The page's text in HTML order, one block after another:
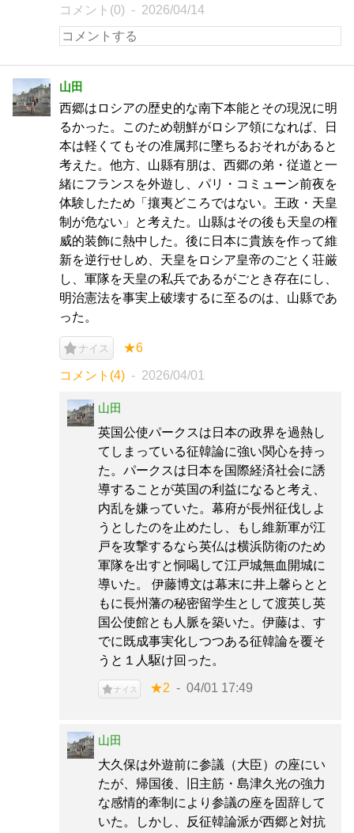
コメント(0) 2026/04/14
山田
西郷はロシアの歴史的な南下本能とその現況に明
るかった。このため朝鮮がロシア領になれば、日
本は軽くてもその准属邦に墜ちるおそれがあると
考えた。他方、山縣有朋は、西郷の弟・従道と一
緒にフランスを外遊し、パリ・コミューン前夜を
体験したため「攘夷どころではない。王政・天皇
制が危ない」と考えた。山縣はその後も天皇の権
威的装飾に熱中した。後に日本に貴族を作って維
新を逆行せしめ、天皇をロシア皇帝のごとく荘厳
し、軍隊を天皇の私兵であるがごとき存在にし、
明治憲法を事実上破壊するに至るのは、山縣であ
った。
ナイス ★6
コメント(4) 2026/04/01
山田
英国公使パークスは日本の政界を過熱し
てしまっている征韓論に強い関心を持っ
た。パークスは日本を国際経済社会に誘
導することが英国の利益になると考え、
内乱を嫌っていた。幕府が長州征伐しよ
うとしたのを止めたし、もし維新軍が江
戸を攻撃するなら英仏は横浜防衛のため
軍隊を出すと恫喝して江戸城無血開城に
導いた。 伊藤博文は幕末に井上馨らとと
もに長州藩の秘密留学生として渡英し英
国公使館とも人脈を築いた。伊藤は、す
でに既成事実化しつつある征韓論を覆そ
うと１人駆け回った。
ナイス ★2 04/01 17:49
山田
大久保は外遊前に参議（大臣）の座にい
たが、帰国後、旧主筋・島津久光の強力
な感情的牽制により参議の座を固辞して
いた。しかし、反征韓論派が西郷と対抗